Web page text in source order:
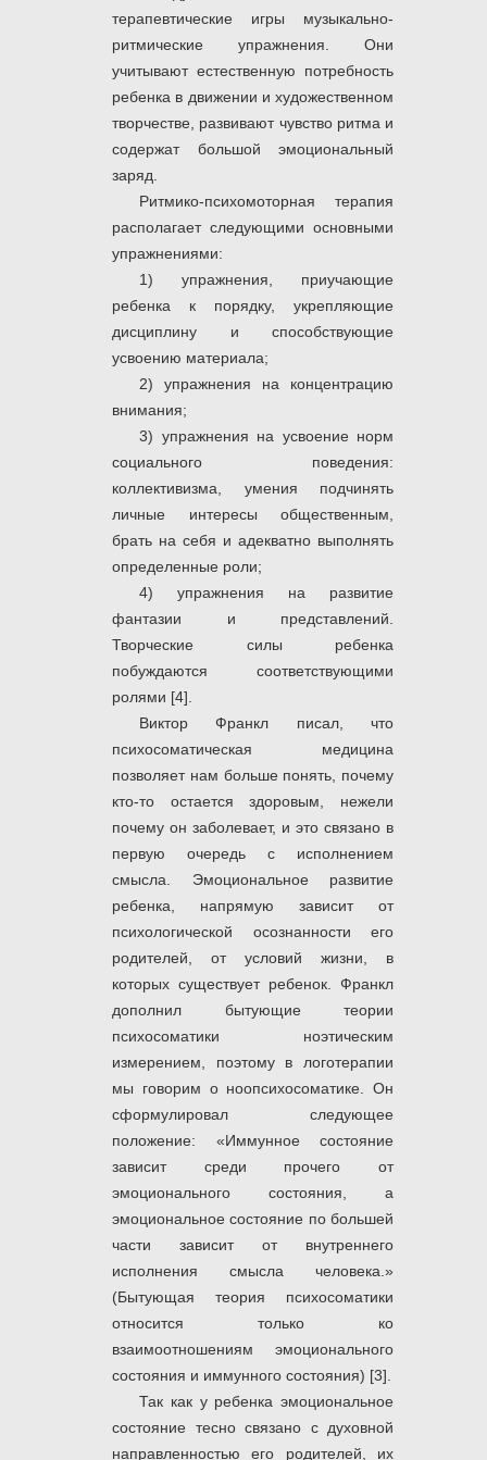
терапевтические игры музыкально-
ритмические упражнения. Они
учитывают естественную потребность
ребенка в движении и художественном
творчестве, развивают чувство ритма и
содержат большой эмоциональный
заряд.
Ритмико-психомоторная терапия
располагает следующими основными
упражнениями:
1) упражнения, приучающие
ребенка к порядку, укрепляющие
дисциплину и способствующие
усвоению материала;
2) упражнения на концентрацию
внимания;
3) упражнения на усвоение норм
социального поведения:
коллективизма, умения подчинять
личные интересы общественным,
брать на себя и адекватно выполнять
определенные роли;
4) упражнения на развитие
фантазии и представлений.
Творческие силы ребенка
побуждаются соответствующими
ролями [4].
Виктор Франкл писал, что
психосоматическая медицина
позволяет нам больше понять, почему
кто-то остается здоровым, нежели
почему он заболевает, и это связано в
первую очередь с исполнением
смысла. Эмоциональное развитие
ребенка, напрямую зависит от
психологической осознанности его
родителей, от условий жизни, в
которых существует ребенок. Франкл
дополнил бытующие теории
психосоматики ноэтическим
измерением, поэтому в логотерапии
мы говорим о ноопсихосоматике. Он
сформулировал следующее
положение: «Иммунное состояние
зависит среди прочего от
эмоционального состояния, а
эмоциональное состояние по большей
части зависит от внутреннего
исполнения смысла человека.»
(Бытующая теория психосоматики
относится только ко
взаимоотношениям эмоционального
состояния и иммунного состояния) [3].
Так как у ребенка эмоциональное
состояние тесно связано с духовной
направленностью его родителей, их